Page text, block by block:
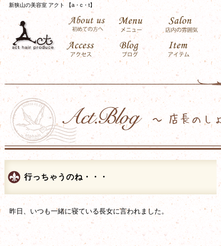
新狭山の美容室 アクト 【a・c・t】
行っちゃうのね・・・
昨日、いつも一緒に寝ている長女に言われました。